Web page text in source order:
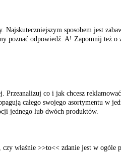
sposobem jest
odpowiedź. A! Zapomnij też
co i jak chcesz
całego swojego asortymentu w
jednego lub dwóch produktów.
właśnie >>to<< zdanie jest w